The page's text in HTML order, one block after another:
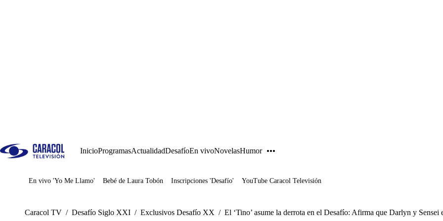
InicioProgramasActualidadDesafíoEn vivoNovelasHumor
Juegos
En vivo 'Yo Me Llamo' Bebé de Laura Tobón Inscripciones 'Desafío' YouTube Caracol Televisión
Caracol TV / Desafío Siglo XXI / Exclusivos Desafío XX / El ‘Tino’ asume la derrota en el Desafío: Afirma que Darlyn y Sensei